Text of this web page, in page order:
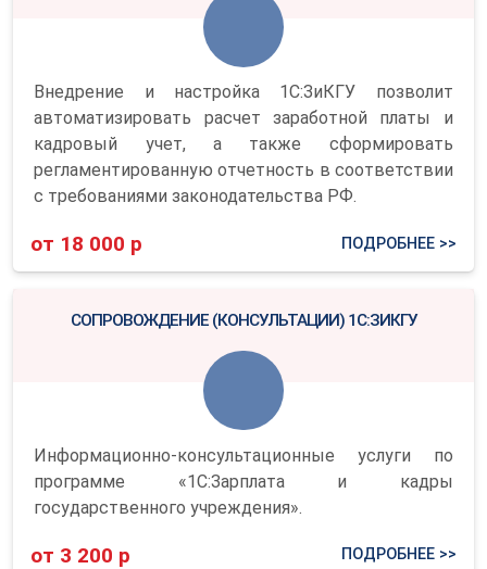
Внедрение и настройка 1С:ЗиКГУ позволит
автоматизировать расчет заработной платы и
кадровый учет, а также сформировать
регламентированную отчетность в соответствии
с требованиями законодательства РФ.
от 18 000 р ПОДРОБНЕЕ >>
СОПРОВОЖДЕНИЕ (КОНСУЛЬТАЦИИ) 1С:ЗИКГУ
Информационно-консультационные услуги по
программе «1С:Зарплата и кадры
государственного учреждения».
от 3 200 р ПОДРОБНЕЕ >>